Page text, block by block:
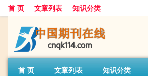
首 页 文章列表 知识分类
首 页 文章列表 知识分类